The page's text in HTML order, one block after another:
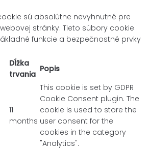
sú absolútne nevyhnutné pre
stránky. Tieto súbory cookie
funkcie a bezpečnostné prvky
Dĺžka
trvania
Popis
11
months
This cookie is set by GDPR
Cookie Consent plugin. The
cookie is used to store the
user consent for the
cookies in the category
"Analytics".